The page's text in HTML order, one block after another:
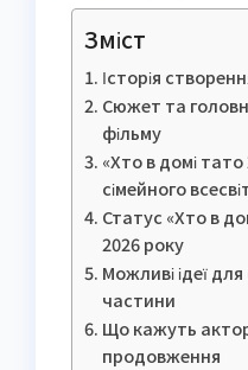
Зміст
Історія
Сюжет та
фільму
«Хто в домі
сімейного
Статус «Хто в
2026 року
Можливі ідеї
частини
Що кажуть
продовження